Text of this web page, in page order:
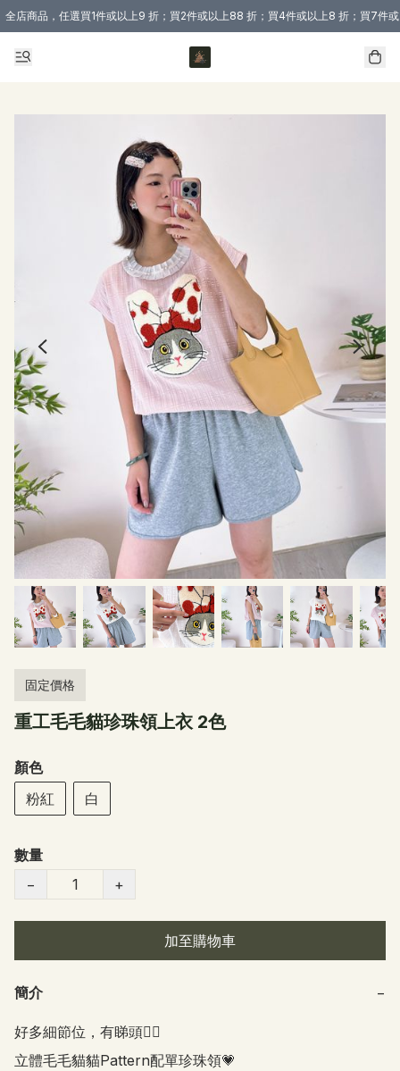
全店商品，任選買1件或以上9 折；買2件或以上88 折；買4件或以上8 折；買7件
購買 3 件商品或以上即享免運費優惠！（適用於 本地送貨、本地取貨 )
固定價格
重工毛毛貓珍珠領上衣 2色
顏色
粉紅
白
數量
−
+
加至購物車
簡介 −
好多細節位，有睇頭👍🏻
立體毛毛貓貓Pattern配單珍珠領💗